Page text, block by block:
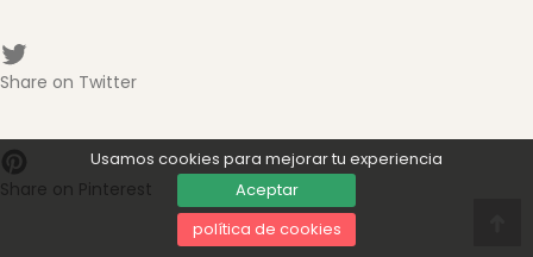
Usamos cookies para mejorar tu experiencia
Aceptar
política de cookies
Share on Twitter
Share on Pinterest